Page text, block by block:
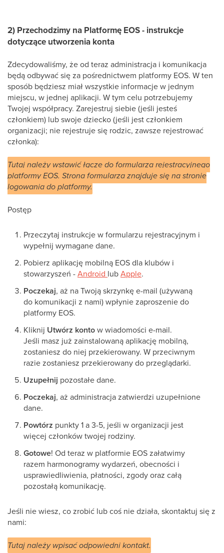
2) Przechodzimy na Platformę EOS - instrukcje
dotyczące utworzenia konta
Zdecydowaliśmy, że od teraz administracja i komunikacja
będą odbywać się za pośrednictwem platformy EOS. W ten
sposób będziesz miał wszystkie informacje w jednym
miejscu, w jednej aplikacji. W tym celu potrzebujemy
Twojej współpracy. Zarejestruj siebie (jeśli jesteś
członkiem) lub swoje dziecko (jeśli jest członkiem
organizacji; nie rejestruje się rodzic, zawsze rejestrować
członka):
Tutaj należy wstawić łącze do formularza rejestracyjnego
platformy EOS. Strona formularza znajduje się na stronie
logowania do platformy.
Postęp
Przeczytaj instrukcje w formularzu rejestracyjnym i
wypełnij wymagane dane.
Pobierz aplikację mobilną EOS dla klubów i
stowarzyszeń -Android lubApple.
Poczekaj, aż na Twoją skrzynkę e-mail (używaną
do komunikacji z nami) wpłynie zaproszenie do
platformy EOS.
Kliknij Utwórz kontow wiadomości e-mail.
Jeśli masz już zainstalowaną aplikację mobilną,
zostaniesz do niej przekierowany. W przeciwnym
razie zostaniesz przekierowany do przeglądarki.
Uzupełnij pozostałe dane.
Poczekaj, aż administracja zatwierdzi uzupełnione
dane.
Powtórz punkty 1 a 3-5, jeśli w organizacji jest
więcej członków twojej rodziny.
Gotowe! Od teraz w platformie EOS załatwimy
razem harmonogramy wydarzeń, obecności i
usprawiedliwienia, płatności, zgody oraz całą
pozostałą komunikację.
Jeśli nie wiesz, co zrobić lub coś nie działa, skontaktuj się z
nami:
Tutaj należy wpisać odpowiedni kontakt.